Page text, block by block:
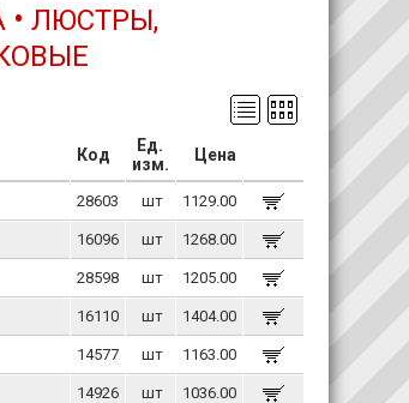
• ЛЮСТРЫ,
Код
Ед.
изм.
Цена
28603 шт 1129.00
16096 шт 1268.00
28598 шт 1205.00
16110 шт 1404.00
14577 шт 1163.00
14926 шт 1036.00